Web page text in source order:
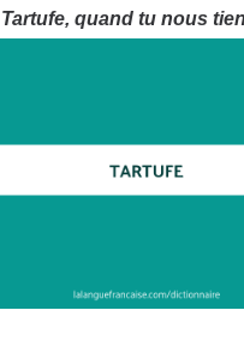
Tartufe, quand tu nous